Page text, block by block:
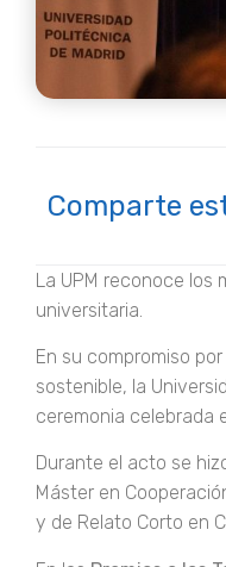
Comparte
La UPM reconoce los
universitaria.
En su compromiso
sostenible, la
ceremonia celebrada
Durante el acto se
Máster en
y de Relato Corto en